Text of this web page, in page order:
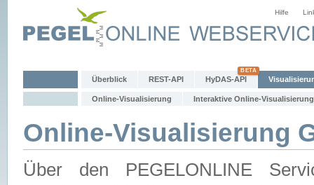
Hilfe
Überblick REST-API HyDAS-API
Online-Visualisierung Interaktive Online-Visualisierung
Online-Visualisierung
Über den PEGELONLINE